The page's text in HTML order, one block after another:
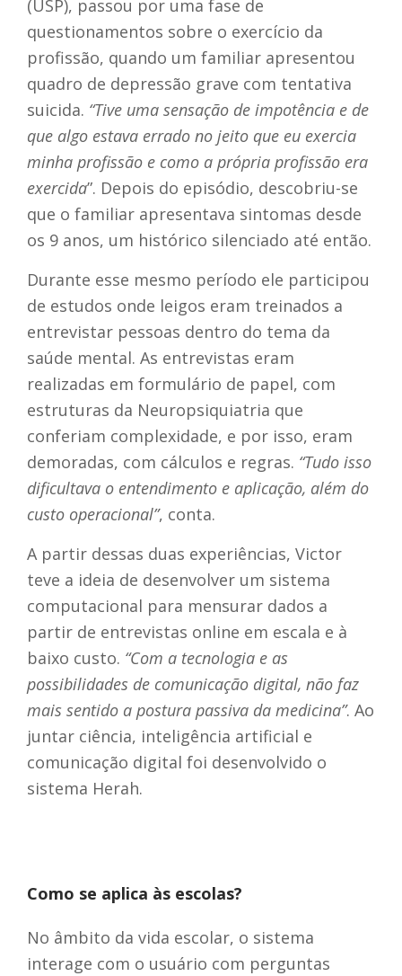
(USP), passou por uma fase de
questionamentos sobre o exercício da
profissão, quando um familiar apresentou
quadro de depressão grave com tentativa
suicida. “Tive uma sensação de impotência e de
que algo estava errado no jeito que eu exercia
minha profissão e como a própria profissão era
exercida”. Depois do episódio, descobriu-se
que o familiar apresentava sintomas desde
os 9 anos, um histórico silenciado até então.
Durante esse mesmo período ele participou
de estudos onde leigos eram treinados a
entrevistar pessoas dentro do tema da
saúde mental. As entrevistas eram
realizadas em formulário de papel, com
estruturas da Neuropsiquiatria que
conferiam complexidade, e por isso, eram
demoradas, com cálculos e regras. “Tudo isso
dificultava o entendimento e aplicação, além do
custo operacional”, conta.
A partir dessas duas experiências, Victor
teve a ideia de desenvolver um sistema
computacional para mensurar dados a
partir de entrevistas online em escala e à
baixo custo. “Com a tecnologia e as
possibilidades de comunicação digital, não faz
mais sentido a postura passiva da medicina”. Ao
juntar ciência, inteligência artificial e
comunicação digital foi desenvolvido o
sistema Herah.
Como se aplica às escolas?
No âmbito da vida escolar, o sistema
interage com o usuário com perguntas